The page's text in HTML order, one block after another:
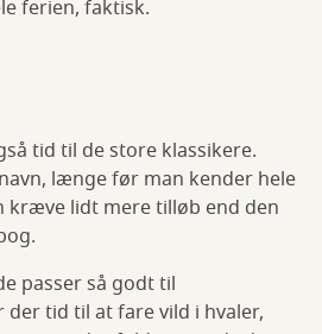
ferien, faktisk.
tid til de store klassikere.
længe før man kender hele
kræve lidt mere tilløb end den
passer så godt til
tid til at fare vild i hvaler,